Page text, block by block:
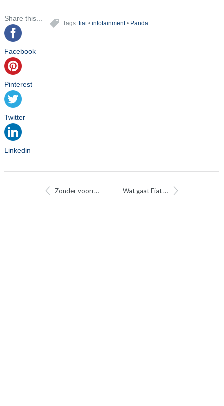
Share this...
Facebook
Pinterest
Twitter
Linkedin
Tags: fiat• infotainment• Panda
Zonder voorruit: zo zag je de Fiat 500 nog nooit, De Fiat 500 Spiaggina. Wat gaat Fiat aankondigen op 1 juni?